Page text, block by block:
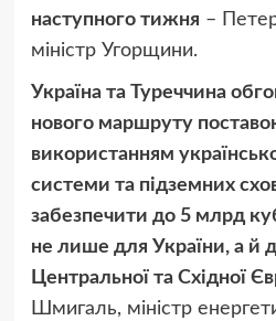
наступного тижня –
міністр Угорщини.
Україна та Туреччина
нового маршруту
використанням
системи та підземних
забезпечити до 5 млрд
не лише для України, а й
Центральної та Східної
Шмигаль, міністр